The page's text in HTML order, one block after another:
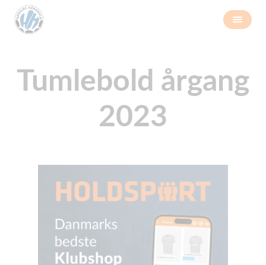
Tumlebold årgang
2023